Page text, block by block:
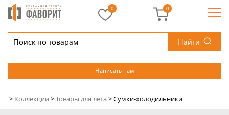
Найти
Написать нам
0 0
> Коллекции >Товары для лета>Сумки-холодильники